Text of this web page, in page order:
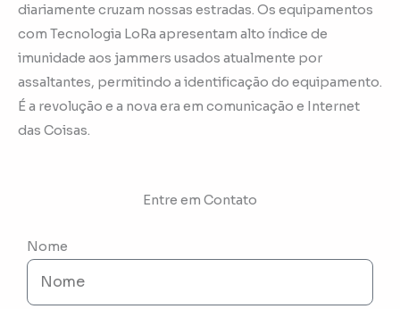
diariamente cruzam nossas estradas. Os equipamentos
com Tecnologia LoRa apresentam alto índice de
imunidade aos jammers usados atualmente por
assaltantes, permitindo a identificação do equipamento.
É a revolução e a nova era em comunicação e Internet
das Coisas.
Entre em Contato
Nome